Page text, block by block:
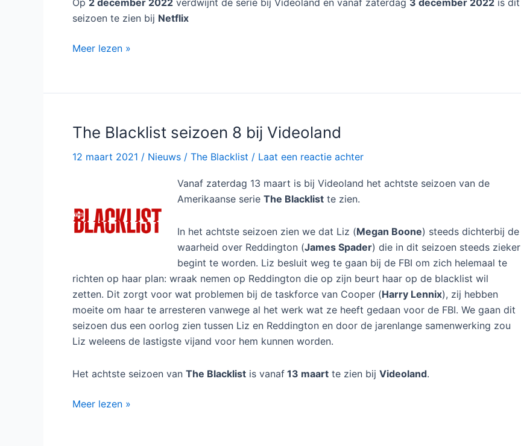
Op 2 december 2022 verdwijnt de serie bij Videoland en vanaf zaterdag 3 december 2022 is dit
seizoen te zien bij Netflix
The
9
Netflix
Meer lezen »
The Blacklist seizoen 8 bij Videoland
12 maart 2021 / Nieuws / The Blacklist / Laat een reactie achter
Vanaf zaterdag 13 maart is bij Videoland het achtste seizoen van de
Amerikaanse serie The Blacklist te zien.
In het achtste seizoen zien we dat Liz (Megan Boone) steeds dichterbij de
waarheid over Reddington (James Spader) die in dit seizoen steeds zieker
begint te worden. Liz besluit weg te gaan bij de FBI om zich helemaal te
richten op haar plan: wraak nemen op Reddington die op zijn beurt haar op de blacklist wil
zetten. Dit zorgt voor wat problemen bij de taskforce van Cooper (Harry Lennix), zij hebben
moeite om haar te arresteren vanwege al het werk wat ze heeft gedaan voor de FBI. We gaan dit
seizoen dus een oorlog zien tussen Liz en Reddington en door de jarenlange samenwerking zou
Liz weleens de lastigste vijand voor hem kunnen worden.
Het achtste seizoen van The Blacklist is vanaf 13 maart te zien bij Videoland.
The
Meer lezen »